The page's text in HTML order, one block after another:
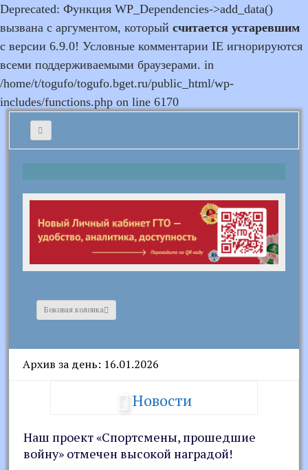
Deprecated: Функция WP_Dependencies->add_data()
вызвана с аргументом, который считается устаревшим
с версии 6.9.0! Условные комментарии IE игнорируются
всеми поддерживаемыми браузерами. in
/home/t/togufo/togufo.bget.ru/public_html/wp-
includes/functions.php on line 6170
Боковая колонка
Архив за день: 16.01.2026
Новости
Наш проект «Спортсмены, прошедшие
войну» отмечен высокой наградой!